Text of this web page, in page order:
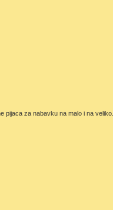
pijaca za nabavku na malo i na veliko.